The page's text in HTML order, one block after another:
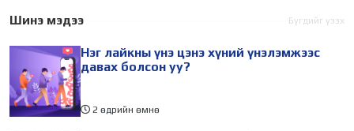
байгууллага, Цахим
харилцаа холбооны яам
хамтран
хянан шийдвэрлэх тухай
оруулах тухай хуулийн
Шинэ мэдээ Бүгдийг үзэх
Нэг лайкны үнэ цэнэ хүний үнэлэмжээс
давах болсон уу?
2 өдрийн өмнө